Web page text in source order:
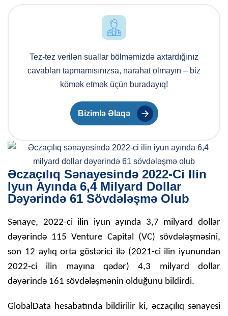
Tez-tez verilən suallar bölməmizdə axtardığınız
cavabları tapmamısınızsa, narahat olmayın – biz
kömək etmək üçün buradayıq!
Bizimlə Əlaqə
Əczaçılıq Sənayesində 2022-Ci Ilin
Iyun Ayında 6,4 Milyard Dollar
Dəyərində 61 Sövdələşmə Olub
Sənaye, 2022-ci ilin iyun ayında 3,7 milyard dollar
dəyərində 115 Venture Capital (VC) sövdələşməsini,
son 12 aylıq orta göstərici ilə (2021-ci ilin iyunundan
2022-ci ilin mayına qədər) 4,3 milyard dollar
dəyərində 161 sövdələşmənin olduğunu bildirdi.
GlobalData hesabatında bildirilir ki, əczaçılıq sənayesi